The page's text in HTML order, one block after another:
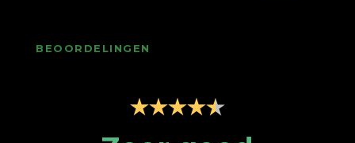
BEOORDELINGEN